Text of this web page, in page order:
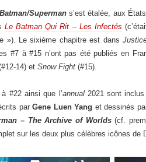
Batman/Supermans’est étalée, aux
Le Batman Qui Rit – Les Infectés
»). Le sixième chapitre est dans
#7 à #15 n’ont pas été publiés en
14) et Snow Fight (#15).
#22 ainsi que l’annual2021 sont inclus
parGene Luen Yang et dessinés
– The Archive of Worlds(cf.
sur les deux plus célèbres icônes de